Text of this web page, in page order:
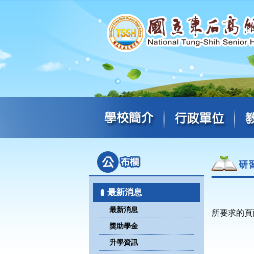
最新消息
最新消息
獎助學金
升學資訊
研
所要求的